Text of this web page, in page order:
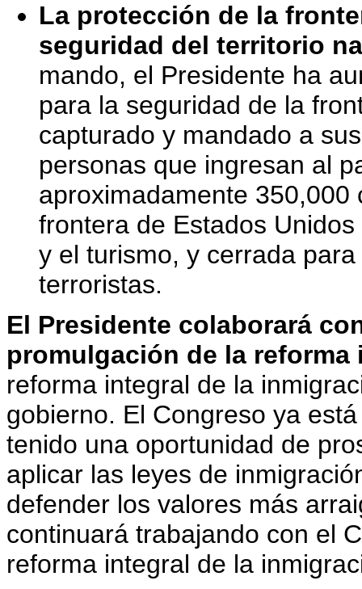
La protección de la
seguridad del territorio
mando, el Presidente ha
para la seguridad de la
capturado y mandado a
personas que ingresan al
aproximadamente
frontera de Estados
y el turismo, y cerrada
terroristas.
El Presidente colaborará
promulgación de la
reforma integral de la
gobierno. El Congreso ya
tenido una oportunidad de
aplicar las leyes de
defender los valores más
continuará trabajando con el
reforma integral de la